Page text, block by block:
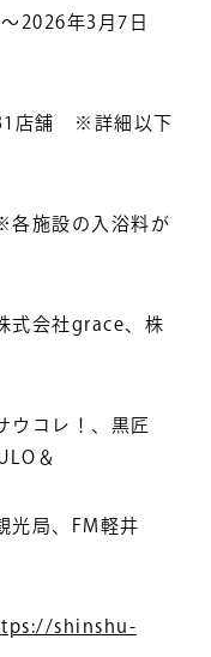
2026年3月7日
店舗 ※詳細以下
各施設の入浴料が
式会社grace、株
ウコレ！、黒匠
＆
光局、FM軽井
shinshu-